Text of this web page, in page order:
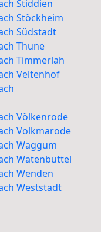
Stiddien
Stöckheim
Südstadt
Thune
Timmerlah
Veltenhof
Völkenrode
Volkmarode
Waggum
Watenbüttel
Wenden
Weststadt